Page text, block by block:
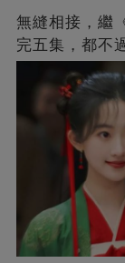
無縫相接，繼
完五集，都不